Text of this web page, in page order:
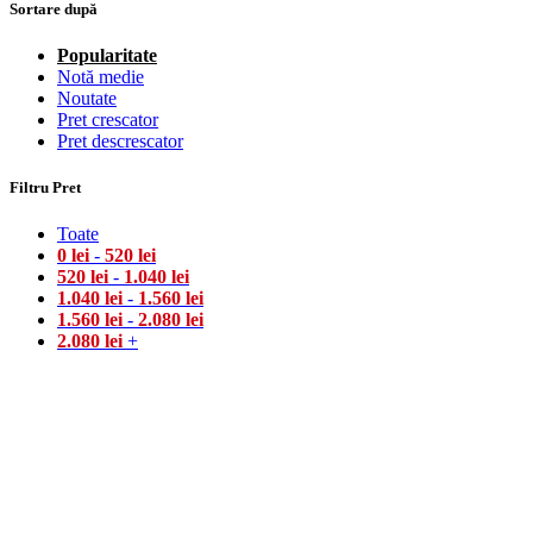
Sortare după
Popularitate
Notă medie
Noutate
Pret crescator
Pret descrescator
Filtru Pret
Toate
0 lei- 520 lei
520 lei- 1.040 lei
1.040 lei- 1.560 lei
1.560 lei- 2.080 lei
2.080 lei+